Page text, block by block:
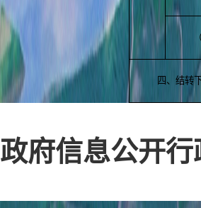
四、结转
府信息公开